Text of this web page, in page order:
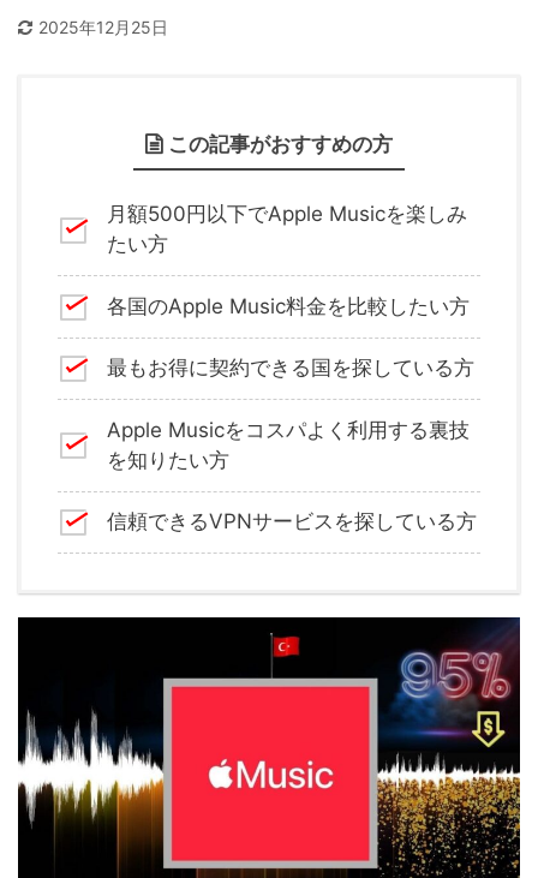
2025年12月25日
この記事がおすすめの方
月額500円以下でApple Musicを楽しみ
たい方
各国のApple Music料金を比較したい方
最もお得に契約できる国を探している方
Apple Musicをコスパよく利用する裏技
を知りたい方
信頼できるVPNサービスを探している方